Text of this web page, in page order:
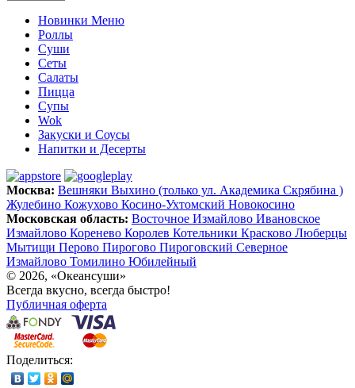
Новинки Меню
Роллы
Суши
Сеты
Салаты
Пицца
Супы
Wok
Закуски и Соусы
Напитки и Десерты
Москва: Вешняки Выхино (только ул. Академика Скрябина )
Жулебино Кожухово Косино-Ухтомский Новокосино
Московская область: Восточное Измайлово Ивановское
Измайлово Коренево Королев Котельники Красково Люберцы
Мытищи Перово Пирогово Пироговский Северное
Измайлово Томилино Юбилейный
© 2026, «Океансуши»
Всегда вкусно, всегда быстро!
Публичная оферта
Поделиться: